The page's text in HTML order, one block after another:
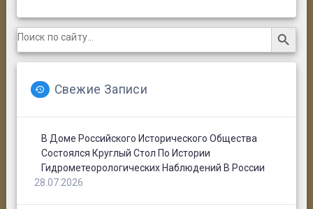
Search
for:
Search Button
Свежие Записи
В Доме Российского Исторического Общества
Состоялся Круглый Стол По Истории
Гидрометеорологических Наблюдений В России
28.07.2026